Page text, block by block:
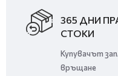
365 ДНИ
СТОКИ
Купувачът
връщане